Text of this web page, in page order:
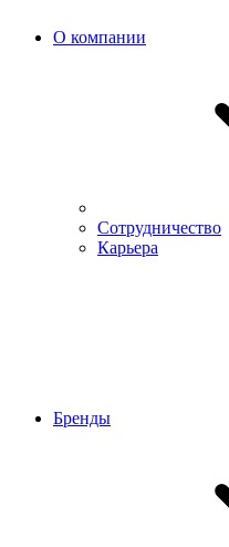
О компании
Сотрудничество
Карьера
Бренды